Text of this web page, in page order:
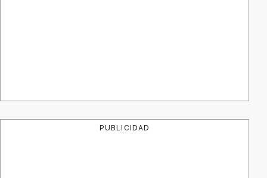
PUBLICIDAD